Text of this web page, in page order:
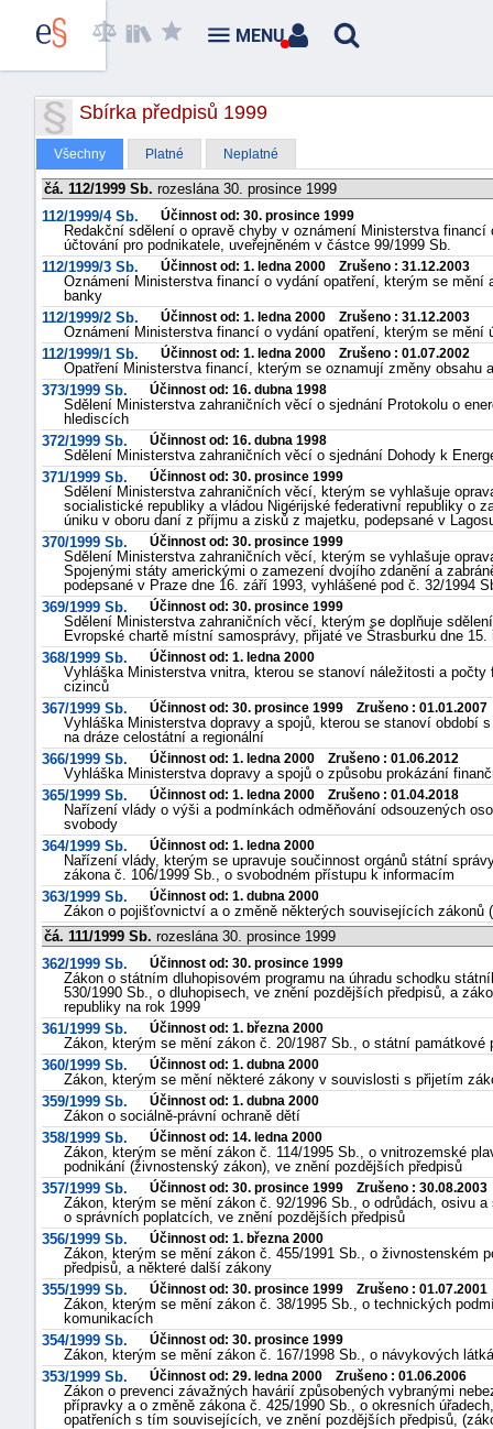
Sbírka předpisů 1999
Všechny Platné Neplatné
čá. 112/1999 Sb. rozeslána 30. prosince 1999
112/1999/4 Sb.
Účinnost od: 30. prosince 1999
Redakční sdělení o opravě chyby v oznámení Ministerstva
účtování pro podnikatele, uveřejněném v částce 99/1999 Sb.
112/1999/3 Sb.
Účinnost od: 1. ledna 2000 Zrušeno : 31.12.2003
Oznámení Ministerstva financí o vydání opatření, kterým se mění
banky
112/1999/2 Sb.
Účinnost od: 1. ledna 2000 Zrušeno : 31.12.2003
Oznámení Ministerstva financí o vydání opatření, kterým se
112/1999/1 Sb.
Účinnost od: 1. ledna 2000 Zrušeno : 01.07.2002
Opatření Ministerstva financí, kterým se oznamují změny obsahu
373/1999 Sb.
Účinnost od: 16. dubna 1998
Sdělení Ministerstva zahraničních věcí o sjednání Protokolu o
hlediscích
372/1999 Sb.
Účinnost od: 16. dubna 1998
Sdělení Ministerstva zahraničních věcí o sjednání Dohody k
371/1999 Sb.
Účinnost od: 30. prosince 1999
Sdělení Ministerstva zahraničních věcí, kterým se vyhlašuje
socialistické republiky a vládou Nigérijské federativní republiky o
úniku v oboru daní z příjmu a zisků z majetku, podepsané v
370/1999 Sb.
Účinnost od: 30. prosince 1999
Sdělení Ministerstva zahraničních věcí, kterým se vyhlašuje
Spojenými státy americkými o zamezení dvojího zdanění a
podepsané v Praze dne 16. září 1993, vyhlášené pod č. 32/1994
369/1999 Sb.
Účinnost od: 30. prosince 1999
Sdělení Ministerstva zahraničních věcí, kterým se doplňuje
Evropské chartě místní samosprávy, přijaté ve Štrasburku dne 15.
368/1999 Sb.
Účinnost od: 1. ledna 2000
Vyhláška Ministerstva vnitra, kterou se stanoví náležitosti a
cizinců
367/1999 Sb.
Účinnost od: 30. prosince 1999 Zrušeno : 01.01.2007
Vyhláška Ministerstva dopravy a spojů, kterou se stanoví období
na dráze celostátní a regionální
366/1999 Sb.
Účinnost od: 1. ledna 2000 Zrušeno : 01.06.2012
Vyhláška Ministerstva dopravy a spojů o způsobu prokázání
365/1999 Sb.
Účinnost od: 1. ledna 2000 Zrušeno : 01.04.2018
Nařízení vlády o výši a podmínkách odměňování odsouzených
svobody
364/1999 Sb.
Účinnost od: 1. ledna 2000
Nařízení vlády, kterým se upravuje součinnost orgánů státní
zákona č. 106/1999 Sb., o svobodném přístupu k informacím
363/1999 Sb.
Účinnost od: 1. dubna 2000
Zákon o pojišťovnictví a o změně některých souvisejících zákonů
čá. 111/1999 Sb. rozeslána 30. prosince 1999
362/1999 Sb.
Účinnost od: 30. prosince 1999
Zákon o státním dluhopisovém programu na úhradu schodku
530/1990 Sb., o dluhopisech, ve znění pozdějších předpisů, a
republiky na rok 1999
361/1999 Sb.
Účinnost od: 1. března 2000
Zákon, kterým se mění zákon č. 20/1987 Sb., o státní
360/1999 Sb.
Účinnost od: 1. dubna 2000
Zákon, kterým se mění některé zákony v souvislosti s přijetím
359/1999 Sb.
Účinnost od: 1. dubna 2000
Zákon o sociálně-právní ochraně dětí
358/1999 Sb.
Účinnost od: 14. ledna 2000
Zákon, kterým se mění zákon č. 114/1995 Sb., o vnitrozemské
podnikání (živnostenský zákon), ve znění pozdějších předpisů
357/1999 Sb.
Účinnost od: 30. prosince 1999 Zrušeno : 30.08.2003
Zákon, kterým se mění zákon č. 92/1996 Sb., o odrůdách, osivu
o správních poplatcích, ve znění pozdějších předpisů
356/1999 Sb.
Účinnost od: 1. března 2000
Zákon, kterým se mění zákon č. 455/1991 Sb., o živnostenském
předpisů, a některé další zákony
355/1999 Sb.
Účinnost od: 30. prosince 1999 Zrušeno : 01.07.2001
Zákon, kterým se mění zákon č. 38/1995 Sb., o technických
komunikacích
354/1999 Sb.
Účinnost od: 30. prosince 1999
Zákon, kterým se mění zákon č. 167/1998 Sb., o návykových
353/1999 Sb.
Účinnost od: 29. ledna 2000 Zrušeno : 01.06.2006
Zákon o prevenci závažných havárií způsobených vybranými
přípravky a o změně zákona č. 425/1990 Sb., o okresních
opatřeních s tím souvisejících, ve znění pozdějších předpisů,
MENU
náhrady
škody
+náhrady